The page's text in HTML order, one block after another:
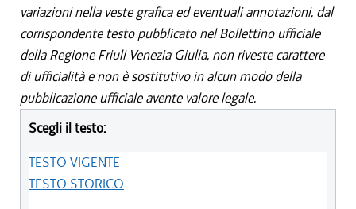
variazioni nella veste grafica ed eventuali annotazioni, dal
corrispondente testo pubblicato nel Bollettino ufficiale
della Regione Friuli Venezia Giulia, non riveste carattere
di ufficialità e non è sostitutivo in alcun modo della
pubblicazione ufficiale avente valore legale.
Scegli il testo:
TESTO VIGENTE
TESTO STORICO